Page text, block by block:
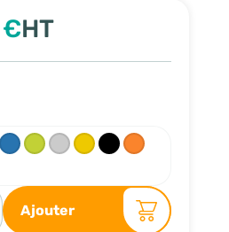
€HT
Ajouter